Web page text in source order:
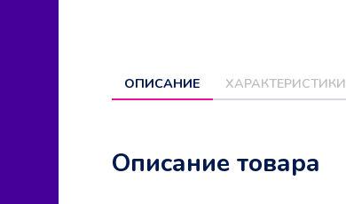
ОПИСАНИЕ ХАРАКТЕРИСТИКИ
Описание товара